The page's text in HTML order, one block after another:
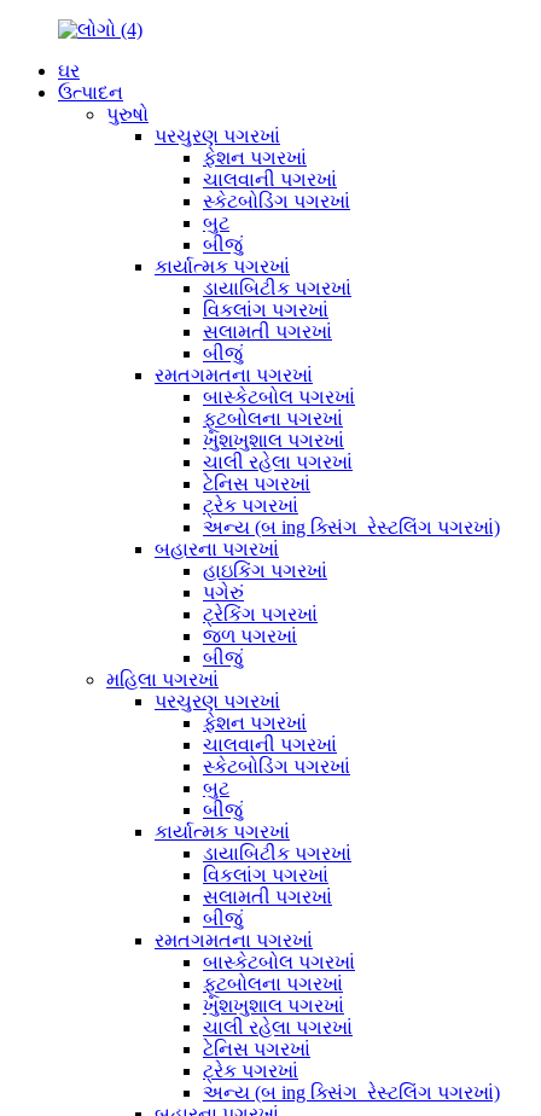
ઘર
ઉત્પાદન
પુરુષો
પરચુરણ પગરખાં
ફેશન પગરખાં
ચાલવાની પગરખાં
સ્કેટબોડિંગ પગરખાં
બુટ
બીજું
કાર્યાત્મક પગરખાં
ડાયાબિટીક પગરખાં
વિકલાંગ પગરખાં
સલામતી પગરખાં
બીજું
રમતગમતના પગરખાં
બાસ્કેટબોલ પગરખાં
ફૂટબોલના પગરખાં
ખુશખુશાલ પગરખાં
ચાલી રહેલા પગરખાં
ટેનિસ પગરખાં
ટ્રેક પગરખાં
અન્ય (બ ing ક્સિંગ_રેસ્ટલિંગ પગરખાં)
બહારના પગરખાં
હાઇકિંગ પગરખાં
પગેરું
ટ્રેકિંગ પગરખાં
જળ પગરખાં
બીજું
મહિલા પગરખાં
પરચુરણ પગરખાં
ફેશન પગરખાં
ચાલવાની પગરખાં
સ્કેટબોડિંગ પગરખાં
બુટ
બીજું
કાર્યાત્મક પગરખાં
ડાયાબિટીક પગરખાં
વિકલાંગ પગરખાં
સલામતી પગરખાં
બીજું
રમતગમતના પગરખાં
બાસ્કેટબોલ પગરખાં
ફૂટબોલના પગરખાં
ખુશખુશાલ પગરખાં
ચાલી રહેલા પગરખાં
ટેનિસ પગરખાં
ટ્રેક પગરખાં
અન્ય (બ ing ક્સિંગ_રેસ્ટલિંગ પગરખાં)